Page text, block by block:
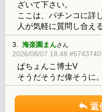
ざいて下さい。
ここは、パチンコに詳
人が気軽に質問し合え
3. 海楽園まんさん
2026/08/07 18:48 #5743740
ぱちょんこ博士V
そうだそうだ偉そうに
返